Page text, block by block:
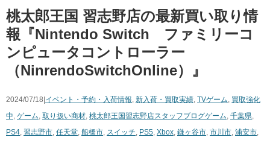
桃太郎王国 習志野店の最新買い取り情
報『Nintendo Switch ファミリーコ
ンピュータコントローラー
（NinrendoSwitchOnline）』
2024/07/18| イベント・予約・入荷情報, 新入荷・買取実績, TVゲーム, 買取強化
中, ゲーム, 取り扱い商材, 桃太郎王国習志野店スタッフブログゲーム, 千葉県,
PS4, 習志野市, 任天堂, 船橋市, スイッチ, PS5, Xbox, 鎌ヶ谷市, 市川市, 浦安市,